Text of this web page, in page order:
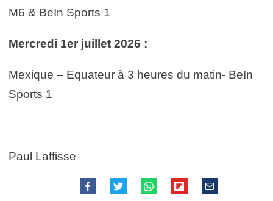
M6 & BeIn Sports 1
Mercredi 1er juillet 2026 :
Mexique – Equateur à 3 heures du matin- BeIn
Sports 1
Paul Laffisse